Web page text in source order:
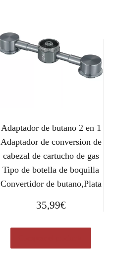
Adaptador de butano 2 en 1
Adaptador de conversion de
cabezal de cartucho de gas
Tipo de botella de boquilla
Convertidor de butano,Plata
35,99€